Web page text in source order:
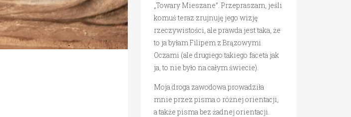
„Towary Mieszane”. Przepraszam, jeśli
komuś teraz zrujnuję jego wizję
rzeczywistości, ale prawda jest taka, że
to ja byłam Filipem z Brązowymi
Oczami (ale drugiego takiego faceta jak
ja, to nie było na całym świecie).
Moja droga zawodowa prowadziła
mnie przez pisma o różnej orientacji,
a także pisma bez żadnej orientacji.